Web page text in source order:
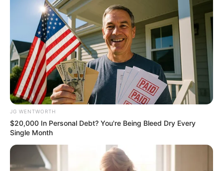
Erase Joint Agony In 7 Days With This Simple
Trick! It's Genius
FORGE BODY
JG WENTWORTH
$20,000 In Personal Debt? You're Being Bleed Dry Every
Single Month